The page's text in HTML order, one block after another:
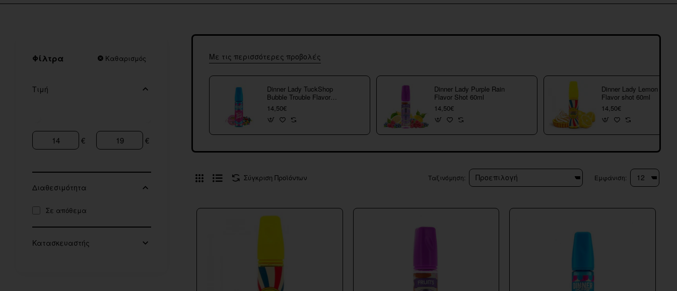
Φίλτρα Καθαρισμός
Τιμή
€ €
Διαθεσιμότητα
Σε απόθεμα
Κατασκευαστής
Με τις περισσότερες προβολές
Dinner Lady TuckShop
Bubble Trouble Flavor
Shot 60ml
14,50€
Dinner Lady Purple Rain
Flavor Shot 60ml
14,50€
Dinner Lady Lemon Tart
Flavor shot 60ml
14,50€
Σύγκριση Προϊόντων Ταξινόμηση: Εμφάνιση: